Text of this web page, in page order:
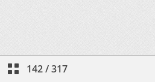
142/317